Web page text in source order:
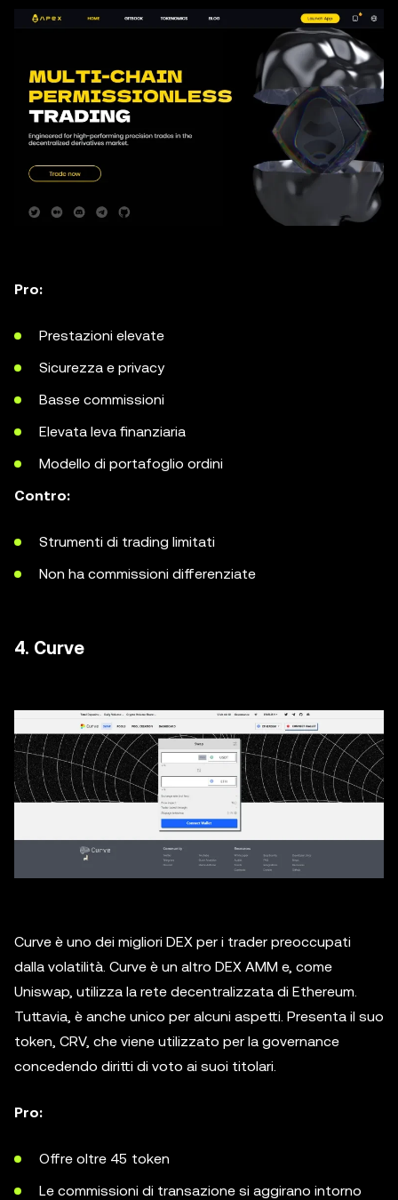
Pro:
Prestazioni elevate
Sicurezza e privacy
Basse commissioni
Elevata leva finanziaria
Modello di portafoglio ordini
Contro:
Strumenti di trading limitati
Non ha commissioni differenziate
4. Curve
Curve è uno dei migliori DEX per i trader preoccupati
dalla volatilità. Curve è un altro DEX AMM e, come
Uniswap, utilizza la rete decentralizzata di Ethereum.
Tuttavia, è anche unico per alcuni aspetti. Presenta il suo
token, CRV, che viene utilizzato per la governance
concedendo diritti di voto ai suoi titolari.
Pro:
Offre oltre 45 token
Le commissioni di transazione si aggirano intorno